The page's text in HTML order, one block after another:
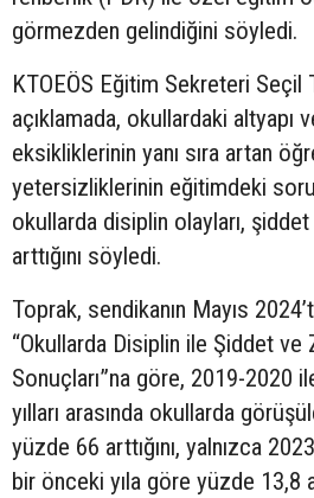
görmezden gelindiğini söyledi.
KTOEÖS Eğitim Sekreteri Seçil
açıklamada, okullardaki altyapı
eksikliklerinin yanı sıra artan
yetersizliklerinin eğitimdeki
okullarda disiplin olayları, şiddet
arttığını söyledi.
Toprak, sendikanın Mayıs
“Okullarda Disiplin ile Şiddet ve
Sonuçları”na göre, 2019-2020
yılları arasında okullarda
yüzde 66 arttığını, yalnızca
bir önceki yıla göre yüzde 13,8